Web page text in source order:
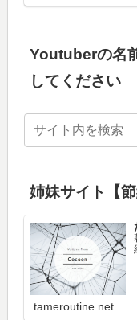
Youtuberの名
してください
姉妹サイト【
tameroutine.net